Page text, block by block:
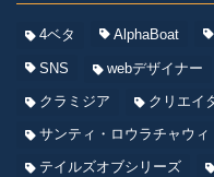
4ベタ AlphaBoat
SNS webデザイナー
クラミジア
クリエイ
サンティ・ロウラチャウィ
テイルズオブシリーズ